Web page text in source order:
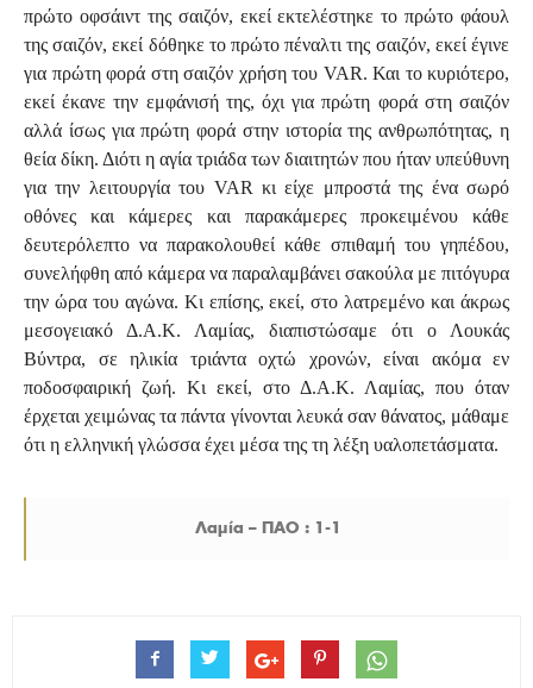
πρώτο οφσάιντ της σαιζόν, εκεί εκτελέστηκε το πρώτο φάουλ
της σαιζόν, εκεί δόθηκε το πρώτο πέναλτι της σαιζόν, εκεί έγινε
για πρώτη φορά στη σαιζόν χρήση του VAR. Και το κυριότερο,
εκεί έκανε την εμφάνισή της, όχι για πρώτη φορά στη σαιζόν
αλλά ίσως για πρώτη φορά στην ιστορία της ανθρωπότητας, η
θεία δίκη. Διότι η αγία τριάδα των διαιτητών που ήταν υπεύθυνη
για την λειτουργία του VAR κι είχε μπροστά της ένα σωρό
οθόνες και κάμερες και παρακάμερες προκειμένου κάθε
δευτερόλεπτο να παρακολουθεί κάθε σπιθαμή του γηπέδου,
συνελήφθη από κάμερα να παραλαμβάνει σακούλα με πιτόγυρα
την ώρα του αγώνα. Κι επίσης, εκεί, στο λατρεμένο και άκρως
μεσογειακό Δ.Α.Κ. Λαμίας, διαπιστώσαμε ότι ο Λουκάς
Βύντρα, σε ηλικία τριάντα οχτώ χρονών, είναι ακόμα εν
ποδοσφαιρική ζωή. Κι εκεί, στο Δ.Α.Κ. Λαμίας, που όταν
έρχεται χειμώνας τα πάντα γίνονται λευκά σαν θάνατος, μάθαμε
ότι η ελληνική γλώσσα έχει μέσα της τη λέξη υαλοπετάσματα.
Λαμία – ΠΑΟ : 1-1